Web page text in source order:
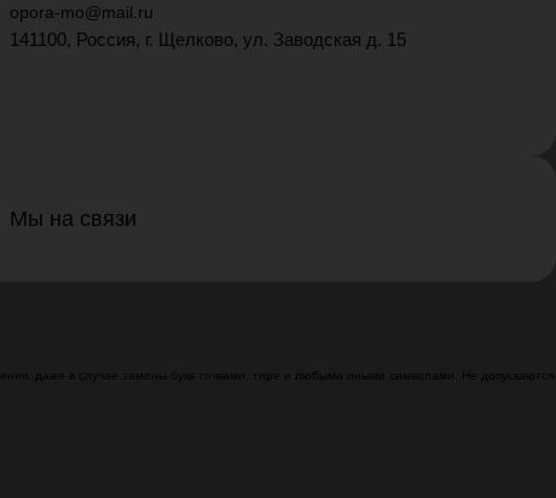
opora-mo@mail.ru
141100, Россия, г. Щелково, ул. Заводская д. 15
Мы на связи
даже в случае замены букв точками, тире и любыми иными символами. Не допускаются